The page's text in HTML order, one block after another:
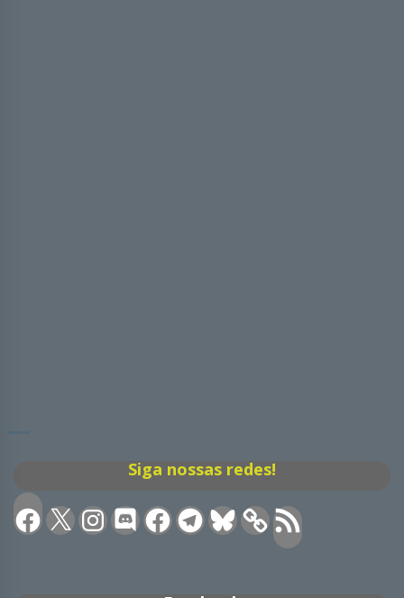
Siga nossas redes!
Facebook
X Instagram
DiscordFacebookTelegramBluesky Feed
RSS